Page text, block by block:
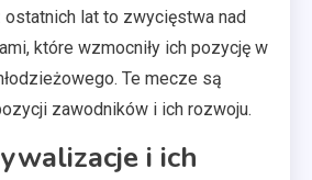
lat to zwycięstwa nad
które wzmocniły ich pozycję w
Te mecze są
zawodników i ich rozwoju.
i ich